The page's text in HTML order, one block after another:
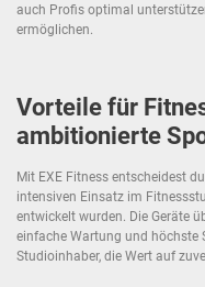
auch Profis optimal
ermöglichen.
Vorteile für
ambitionierte
Mit EXE Fitness entscheidest
intensiven Einsatz im
entwickelt wurden. Die Geräte
einfache Wartung und höchste
Studioinhaber, die Wert auf